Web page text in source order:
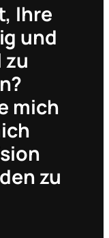
Ihre
und
mich
zu